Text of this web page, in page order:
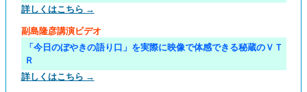
詳しくはこちら →
副島隆彦講演ビデオ
「今日のぼやきの語り口」を実際に映像で体感できる秘蔵のＶＴ
Ｒ
詳しくはこちら →